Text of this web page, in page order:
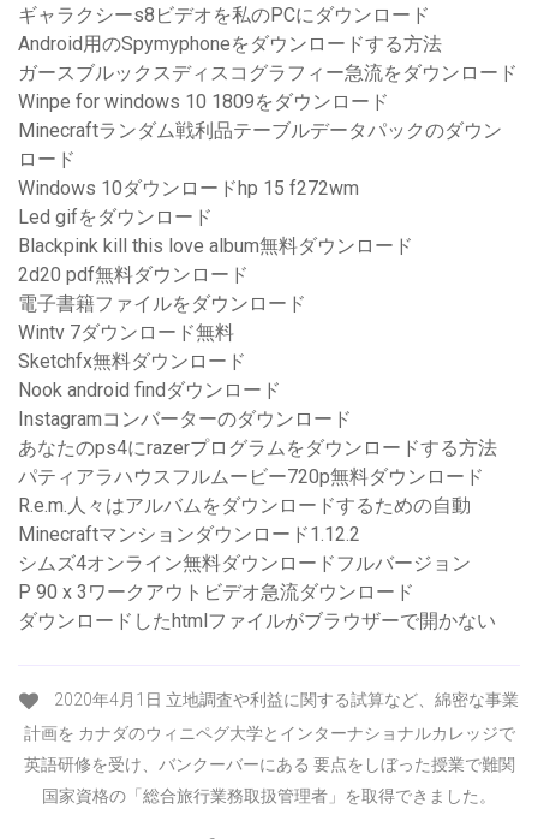
ギャラクシーs8ビデオを私のPCにダウンロード
Android用のSpymyphoneをダウンロードする方法
ガースブルックスディスコグラフィー急流をダウンロード
Winpe for windows 10 1809をダウンロード
Minecraftランダム戦利品テーブルデータパックのダウン
ロード
Windows 10ダウンロードhp 15 f272wm
Led gifをダウンロード
Blackpink kill this love album無料ダウンロード
2d20 pdf無料ダウンロード
電子書籍ファイルをダウンロード
Wintv 7ダウンロード無料
Sketchfx無料ダウンロード
Nook android findダウンロード
Instagramコンバーターのダウンロード
あなたのps4にrazerプログラムをダウンロードする方法
パティアラハウスフルムービー720p無料ダウンロード
R.e.m.人々はアルバムをダウンロードするための自動
Minecraftマンションダウンロード1.12.2
シムズ4オンライン無料ダウンロードフルバージョン
P 90 x 3ワークアウトビデオ急流ダウンロード
ダウンロードしたhtmlファイルがブラウザーで開かない
2020年4月1日 立地調査や利益に関する試算など、綿密な事業
計画を カナダのウィニペグ大学とインターナショナルカレッジで
英語研修を受け、バンクーバーにある 要点をしぼった授業で難関
国家資格の「総合旅行業務取扱管理者」を取得できました。